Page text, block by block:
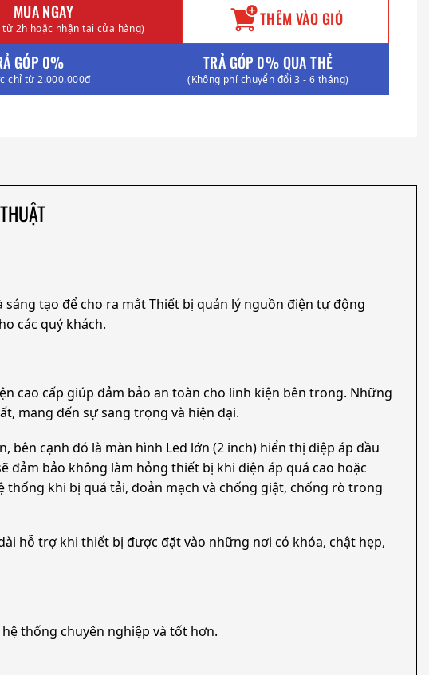
MUA NGAY
2h hoặc nhận tại cửa hàng) THÊM VÀO GIỎ
GÓP 0%
chỉ từ 2.000.000đ
TRẢ GÓP 0% QUA THẺ
(Không phí chuyển đổi 3 - 6 tháng)
tạo để cho ra mắt Thiết bị quản lý nguồn điện tự động
các quý khách.
cao cấp giúp đảm bảo an toàn cho linh kiện bên trong. Những
mang đến sự sang trọng và hiện đại.
cạnh đó là màn hình Led lớn (2 inch) hiển thị điệp áp đầu
đảm bảo không làm hỏng thiết bị khi điện áp quá cao hoặc
thống khi bị quá tải, đoản mạch và chống giật, chống rò trong
hỗ trợ khi thiết bị được đặt vào những nơi có khóa, chật hẹp,
thống chuyên nghiệp và tốt hơn.